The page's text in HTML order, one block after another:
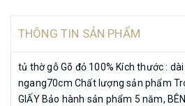
THÔNG TIN SẢN PHẨM
tủ thờ gỗ Gõ đỏ 100% Kích thước :
ngang70cm Chất lượng sản phẩm
GIẤY Bảo hành sản phẩm 5 năm, BÊN